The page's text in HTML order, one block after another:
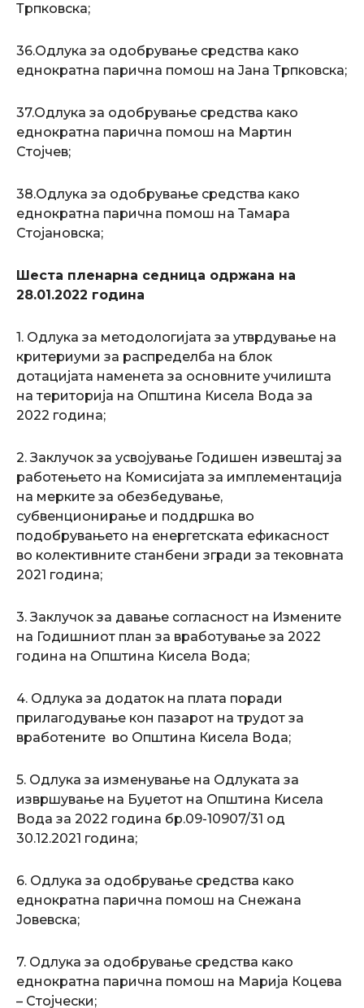
Трпковска;
36.Одлука за одобрување средства како
еднократна парична помош на Јана Трпковска;
37.Одлука за одобрување средства како
еднократна парична помош на Мартин
Стојчев;
38.Одлука за одобрување средства како
еднократна парична помош на Тамара
Стојановска;
Шеста пленарна седница одржана на
28.01.2022 година
1. Одлука за методологијата за утврдување на
критериуми за распределба на блок
дотацијата наменета за основните училишта
на територија на Општина Кисела Вода за
2022 година;
2. Заклучок за усвојување Годишен извештај за
работењето на Комисијата за имплементација
на мерките за обезбедување,
субвенционирање и поддршка во
подобрувањето на енергетската ефикасност
во колективните станбени згради за тековната
2021 година;
3. Заклучок за давање согласност на Измените
на Годишниот план за вработување за 2022
година на Општина Кисела Вода;
4. Одлука за додаток на плата поради
прилагодување кон пазарот на трудот за
вработените во Општина Кисела Вода;
5. Одлука за изменување на Одлуката за
извршување на Буџетот на Општина Кисела
Вода за 2022 година бр.09-10907/31 од
30.12.2021 година;
6. Одлука за одобрување средства како
еднократна парична помош на Снежана
Јовевска;
7. Одлука за одобрување средства како
еднократна парична помош на Марија Коцева
– Стојчески;